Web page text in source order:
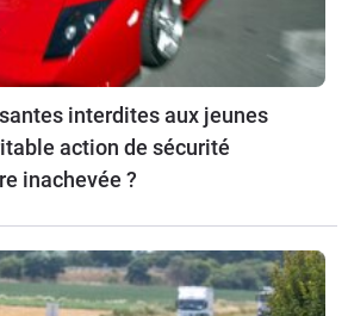
interdites aux jeunes
action de sécurité
inachevée ?